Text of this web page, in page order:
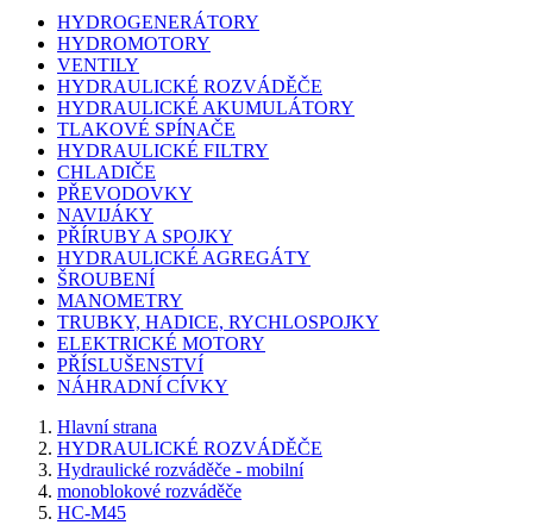
HYDROGENERÁTORY
HYDROMOTORY
VENTILY
HYDRAULICKÉ ROZVÁDĚČE
HYDRAULICKÉ AKUMULÁTORY
TLAKOVÉ SPÍNAČE
HYDRAULICKÉ FILTRY
CHLADIČE
PŘEVODOVKY
NAVIJÁKY
PŘÍRUBY A SPOJKY
HYDRAULICKÉ AGREGÁTY
ŠROUBENÍ
MANOMETRY
TRUBKY, HADICE, RYCHLOSPOJKY
ELEKTRICKÉ MOTORY
PŘÍSLUŠENSTVÍ
NÁHRADNÍ CÍVKY
Hlavní strana
HYDRAULICKÉ ROZVÁDĚČE
Hydraulické rozváděče - mobilní
monoblokové rozváděče
HC-M45